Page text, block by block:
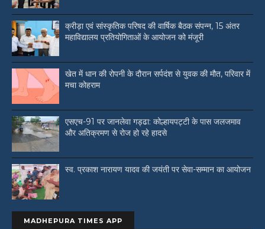
क्रीड़ा एवं सांस्कृतिक परिषद की वार्षिक बैठक संपन्न, 15 अंतर
महाविद्यालय प्रतियोगिताओं के आयोजन को मंजूरी
खेत में धान की रोपनी के दौरान सर्पदंश से युवक की मौत, परिवार में
मचा कोहराम
एसएच-91 पर जानलेवा गड्ढा: कोल्हायपट्टी के पास जलजमाव
और अतिक्रमण से रोज हो रहे हादसे
स्व. प्रकाश नारायण यादव की जयंती पर सेवा-सम्मान का आयोजन
MADHEPURA TIMES APP